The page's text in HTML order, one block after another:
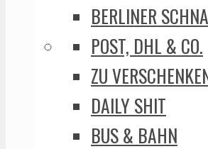
BERLINER
POST, DHL & CO.
ZU
DAILY SHIT
BUS & BAHN